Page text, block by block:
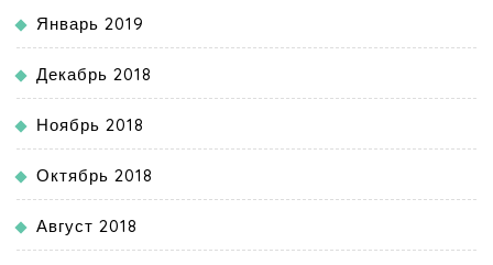
Январь 2019
Декабрь 2018
Ноябрь 2018
Октябрь 2018
Август 2018